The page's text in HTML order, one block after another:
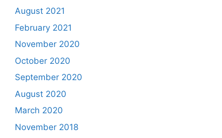
August 2021
February 2021
November 2020
October 2020
September 2020
August 2020
March 2020
November 2018